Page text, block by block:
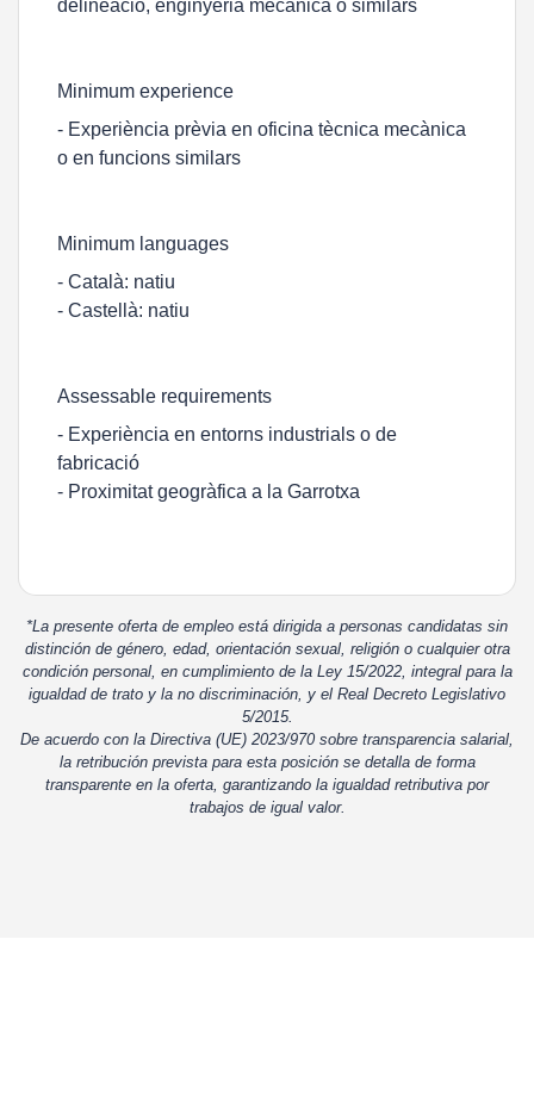
delineació, enginyeria mecànica o similars
Minimum experience
- Experiència prèvia en oficina tècnica mecànica
o en funcions similars
Minimum languages
- Català: natiu
- Castellà: natiu
Assessable requirements
- Experiència en entorns industrials o de
fabricació
- Proximitat geogràfica a la Garrotxa
*La presente oferta de empleo está dirigida a personas candidatas sin
distinción de género, edad, orientación sexual, religión o cualquier otra
condición personal, en cumplimiento de la Ley 15/2022, integral para la
igualdad de trato y la no discriminación, y el Real Decreto Legislativo
5/2015.
De acuerdo con la Directiva (UE) 2023/970 sobre transparencia salarial,
la retribución prevista para esta posición se detalla de forma
transparente en la oferta, garantizando la igualdad retributiva por
trabajos de igual valor.